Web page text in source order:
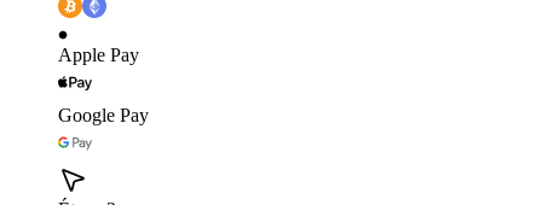
Apple Pay
Google Pay